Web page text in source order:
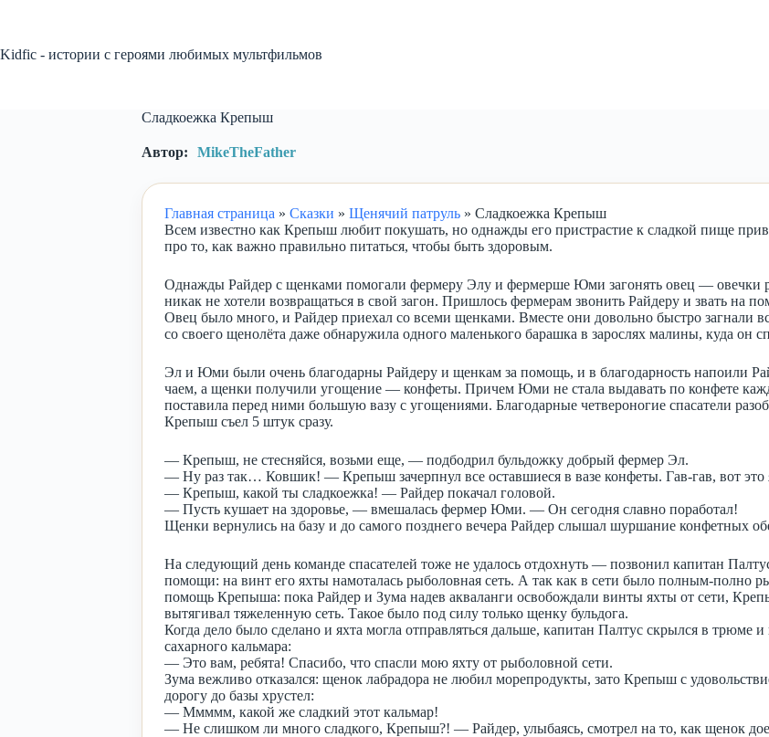
Kidfic - истории с героями любимых мультфильмов
Сладкоежка Крепыш
Автор: MikeTheFather
Главная страница » Сказки » Щенячий патруль» Сладкоежка Крепыш
Всем известно как Крепыш любит покушать, но однажды его пристрастие к сладкой пище
про то, как важно правильно питаться, чтобы быть здоровым.
Однажды Райдер с щенками помогали фермеру Элу и фермерше Юми загонять овец — овечки
никак не хотели возвращаться в свой загон. Пришлось фермерам звонить Райдеру и звать на
Овец было много, и Райдер приехал со всеми щенками. Вместе они довольно быстро загнали
со своего щенолёта даже обнаружила одного маленького барашка в зарослях малины, куда он
Эл и Юми были очень благодарны Райдеру и щенкам за помощь, и в благодарность напоили
чаем, а щенки получили угощение — конфеты. Причем Юми не стала выдавать по конфете
поставила перед ними большую вазу с угощениями. Благодарные четвероногие спасатели
Крепыш съел 5 штук сразу.
— Крепыш, не стесняйся, возьми еще, — подбодрил бульдожку добрый фермер Эл.
— Ну раз так… Ковшик! — Крепыш зачерпнул все оставшиеся в вазе конфеты. Гав-гав, вот
— Крепыш, какой ты сладкоежка! — Райдер покачал головой.
— Пусть кушает на здоровье, — вмешалась фермер Юми. — Он сегодня славно поработал!
Щенки вернулись на базу и до самого позднего вечера Райдер слышал шуршание конфетных
На следующий день команде спасателей тоже не удалось отдохнуть — позвонил капитан
помощи: на винт его яхты намоталась рыболовная сеть. А так как в сети было полным-полно
помощь Крепыша: пока Райдер и Зума надев акваланги освобождали винты яхты от сети,
вытягивал тяжеленную сеть. Такое было под силу только щенку бульдога.
Когда дело было сделано и яхта могла отправляться дальше, капитан Палтус скрылся в трюме
сахарного кальмара:
— Это вам, ребята! Спасибо, что спасли мою яхту от рыболовной сети.
Зума вежливо отказался: щенок лабрадора не любил морепродукты, зато Крепыш с
дорогу до базы хрустел:
— Ммммм, какой же сладкий этот кальмар!
— Не слишком ли много сладкого, Крепыш?! — Райдер, улыбаясь, смотрел на то, как щенок